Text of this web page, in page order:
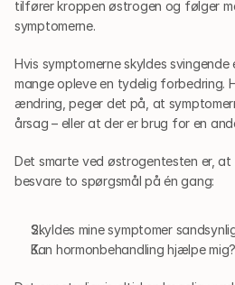
tilfører kroppen østrogen og følger
symptomerne.
Hvis symptomerne skyldes
mange opleve en tydelig forbedring.
ændring, peger det på, at
årsag – eller at der er brug for en
Det smarte ved østrogentesten er,
besvare to spørgsmål på én gang:
Skyldes mine symptomer
Kan hormonbehandling hjælpe mig?